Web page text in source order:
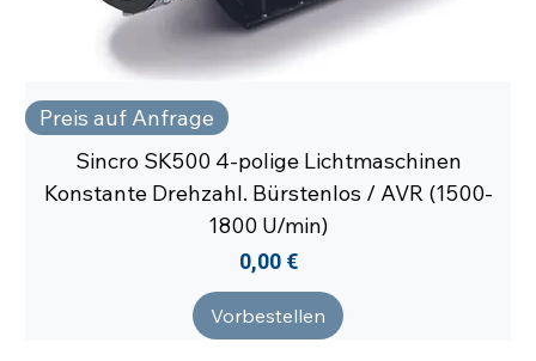
Preis auf Anfrage
Sincro SK500 4-polige Lichtmaschinen
Konstante Drehzahl. Bürstenlos / AVR (1500-
1800 U/min)
Preis
0,00 €
Vorbestellen